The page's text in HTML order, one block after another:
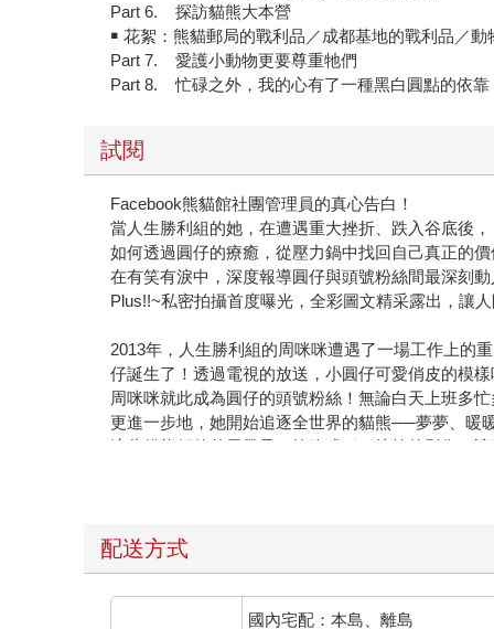
Part 6. 探訪貓熊大本營
￭ 花絮：熊貓郵局的戰利品／成都基地的戰利品／
Part 7. 愛護小動物更要尊重牠們
Part 8. 忙碌之外，我的心有了一種黑白圓點的依靠
試閱
Facebook熊貓館社團管理員的真心告白！
當人生勝利組的她，在遭遇重大挫折、跌入谷底後，
如何透過圓仔的療癒，從壓力鍋中找回自己真正的
在有笑有淚中，深度報導圓仔與頭號粉絲間最深刻
Plus!!~私密拍攝首度曝光，全彩圖文精采露出，讓
2013年，人生勝利組的周咪咪遭遇了一場工作上的
仔誕生了！透過電視的放送，小圓仔可愛俏皮的模
周咪咪就此成為圓仔的頭號粉絲！無論白天上班多
更進一步地，她開始追逐全世界的貓熊──夢夢、
這些貓熊們的整天發呆、搶吃或種種搞笑的影像，
◆因為圓仔，她從一人變成一群圓仔粉絲（簡稱圓
◆因為圓仔，她的心變得更有溫度，而且懂得愛人
配送方式
國內宅配：本島、離島